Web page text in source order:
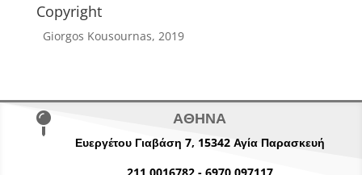
Copyright
Giorgos Kousournas, 2019
 ΑΘΗΝΑ
Ευεργέτου Γιαβάση 7, 15342 Αγία Παρασκευή